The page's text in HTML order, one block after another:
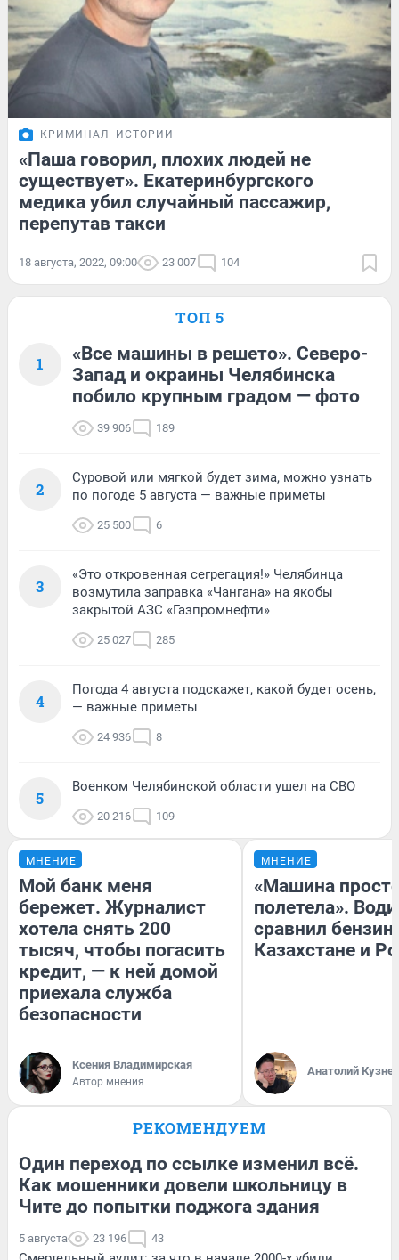
КРИМИНАЛ ИСТОРИИ
«Паша говорил, плохих людей не
существует». Екатеринбургского
медика убил случайный пассажир,
перепутав такси
18 августа, 2022, 09:00 23 007 104
ТОП 5
1
«Все машины в решето». Северо-
Запад и окраины Челябинска
побило крупным градом — фото
39 906 189
2
Суровой или мягкой будет зима, можно узнать
по погоде 5 августа — важные приметы
25 500 6
3
«Это откровенная сегрегация!» Челябинца
возмутила заправка «Чангана» на якобы
закрытой АЗС «Газпромнефти»
25 027 285
4
Погода 4 августа подскажет, какой будет осень,
— важные приметы
24 936 8
5
Военком Челябинской области ушел на СВО
20 216 109
МНЕНИЕ
Мой банк меня
бережет. Журналист
хотела снять 200
тысяч, чтобы погасить
кредит, — к ней домой
приехала служба
безопасности
Ксения Владимирская
Автор мнения
МНЕНИЕ
«Машина
полетела».
сравнил бензин
Казахстане и
Анатолий
РЕКОМЕНДУЕМ
Один переход по ссылке изменил всё.
Как мошенники довели школьницу в
Чите до попытки поджога здания
5 августа 23 196 43